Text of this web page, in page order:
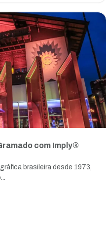
com Imply®
brasileira desde 1973,